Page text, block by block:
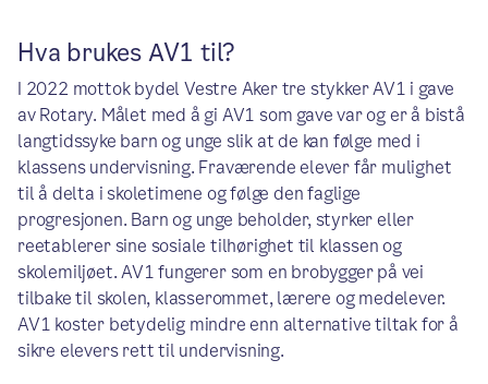
Hva brukes AV1 til?
I 2022 mottok bydel Vestre Aker tre stykker AV1 i gave
av Rotary. Målet med å gi AV1 som gave var og er å bistå
langtidssyke barn og unge slik at de kan følge med i
klassens undervisning. Fraværende elever får mulighet
til å delta i skoletimene og følge den faglige
progresjonen. Barn og unge beholder, styrker eller
reetablerer sine sosiale tilhørighet til klassen og
skolemiljøet. AV1 fungerer som en brobygger på vei
tilbake til skolen, klasserommet, lærere og medelever.
AV1 koster betydelig mindre enn alternative tiltak for å
sikre elevers rett til undervisning.